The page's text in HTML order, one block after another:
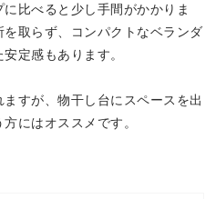
比べると少し手間がかかりま
取らず、コンパクトなベランダ
定感もあります。
すが、物干し台にスペースを出
にはオススメです。